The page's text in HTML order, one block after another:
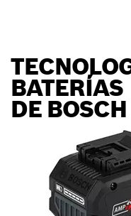
BATERÍAS
DE BOSCH